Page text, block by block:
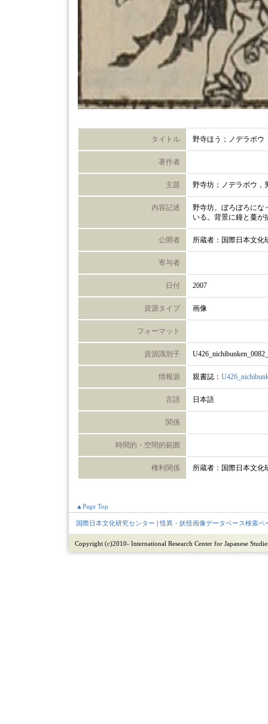
タイトル 野寺ほう；ノデラボウ
著作者
主題 野寺坊；ノデラボウ，
内容記述
野寺坊。ぼろぼろにな
いる。背景に鐘と蔓が
公開者 所蔵者：国際日本文化
寄与者
日付 2007
資源タイプ 画像
フォーマット
資源識別子
情報源 親書誌：
言語 日本語
関係
時間的・空間的範囲
権利関係 所蔵者：国際日本文化
▲Page Top
国際日本文化研究センター |怪異・妖怪画像データベース検索ペ
Copyright (c)2010- International Research Center for Japanese